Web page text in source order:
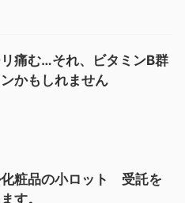
痛む…それ、ビタミンB群
かもしれません
粧品の小ロット 受託を
す。